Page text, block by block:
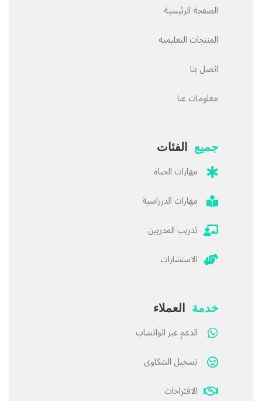
الصفحة الرئيسية
المنتجات التعليمية
اتصل بنا
معلومات عنا
جميع الفئات
مهارات الحياة
مهارات الدرراسية
تدريب المدربين
الاستشارات
خدمة العملاء
الدعم عبر الواتساب
تسجيل الشكاوى
الاقتراحات